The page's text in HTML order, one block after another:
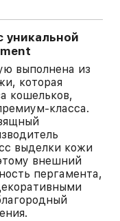
уникальной
выполнена из
которая
кошельков,
класса.
выделки кожи
внешний
пергамента,